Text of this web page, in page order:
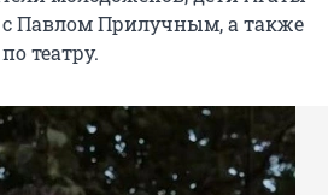
с Павлом Прилучным, а также
театру.